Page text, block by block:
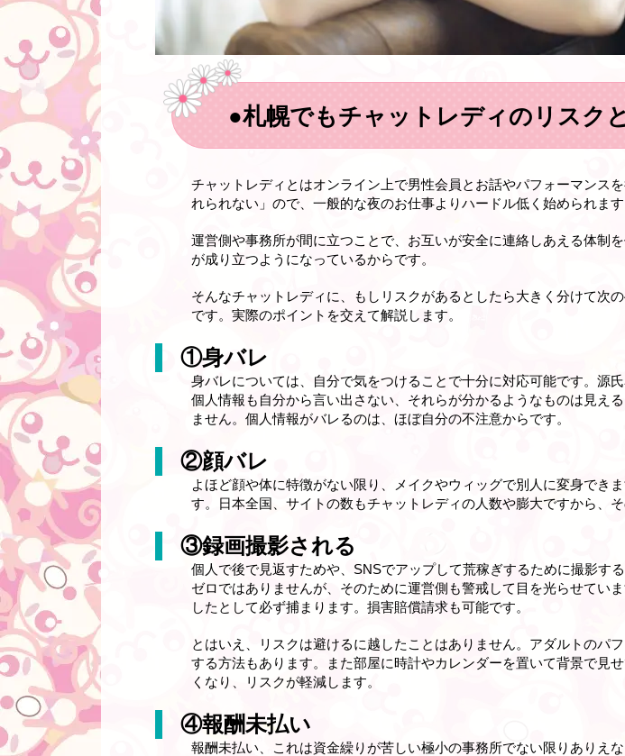
●札幌でもチャットレディのリスク
チャットレディとはオンライン上で男性会員とお話やパフォーマンス
れられない」ので、一般的な夜のお仕事よりハードル低く始められます
運営側や事務所が間に立つことで、お互いが安全に連絡しあえる体制
が成り立つようになっているからです。
そんなチャットレディに、もしリスクがあるとしたら大きく分けて次
です。実際のポイントを交えて解説します。
①身バレ
身バレについては、自分で気をつけることで十分に対応可能です。源
個人情報も自分から言い出さない、それらが分かるようなものは見え
ません。個人情報がバレるのは、ほぼ自分の不注意からです。
②顔バレ
よほど顔や体に特徴がない限り、メイクやウィッグで別人に変身でき
す。日本全国、サイトの数もチャットレディの人数や膨大ですから、
③録画撮影される
個人で後で見返すためや、SNSでアップして荒稼ぎするために撮影す
ゼロではありませんが、そのために運営側も警戒して目を光らせてい
したとして必ず捕まります。損害賠償請求も可能です。
とはいえ、リスクは避けるに越したことはありません。アダルトのパ
する方法もあります。また部屋に時計やカレンダーを置いて背景で見
くなり、リスクが軽減します。
④報酬未払い
報酬未払い、これは資金繰りが苦しい極小の事務所でない限りありえ